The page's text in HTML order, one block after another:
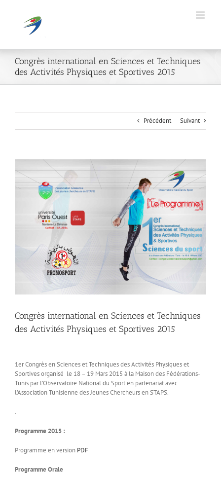
Congrès international en Sciences et Techniques
des Activités Physiques et Sportives 2015
Précédent Suivant
l'image
agrandie
Congrès international en Sciences et Techniques
des Activités Physiques et Sportives 2015
1er Congrès en Sciences et Techniques des Activités Physiques et
Sportives organisé le 18 – 19 Mars 2015 à la Maison des Fédérations-
Tunis par l’Observatoire National du Sport en partenariat avec
l’Association Tunisienne des Jeunes Chercheurs en STAPS.
.
Programme 2015 :
Programme en version PDF
Programme Orale